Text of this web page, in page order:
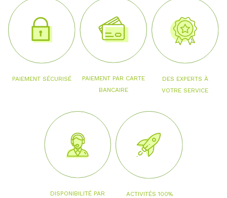
PAIEMENT SÉCURISÉ
PAIEMENT PAR CARTE
BANCAIRE
DES EXPERTS À
VOTRE SERVICE
DISPONIBILITÉ PAR
ACTIVITÉS 100%